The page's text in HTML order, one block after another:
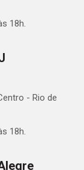
18h.
- Rio de
18h.